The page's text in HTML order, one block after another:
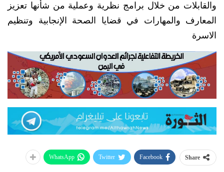
والقابلات من خلال برامج نظرية وعملية من شأنها تعزيز
المعارف والمهارات في قضايا الصحة الإنجابية وتنظيم
الاسرة
Share
Facebook
Twitter
WhatsApp